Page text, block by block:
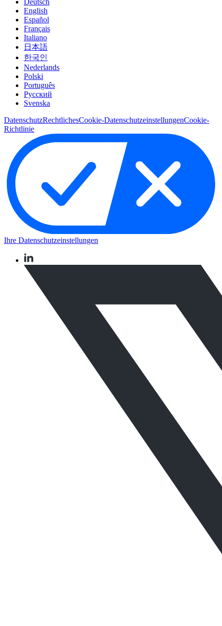
Deutsch
English
Español
Français
Italiano
日本語
한국인
Nederlands
Polski
Português
Pусский
Svenska
DatenschutzRechtlichesCookie-DatenschutzeinstellungenCookie-
Richtlinie
Ihre Datenschutzeinstellungen